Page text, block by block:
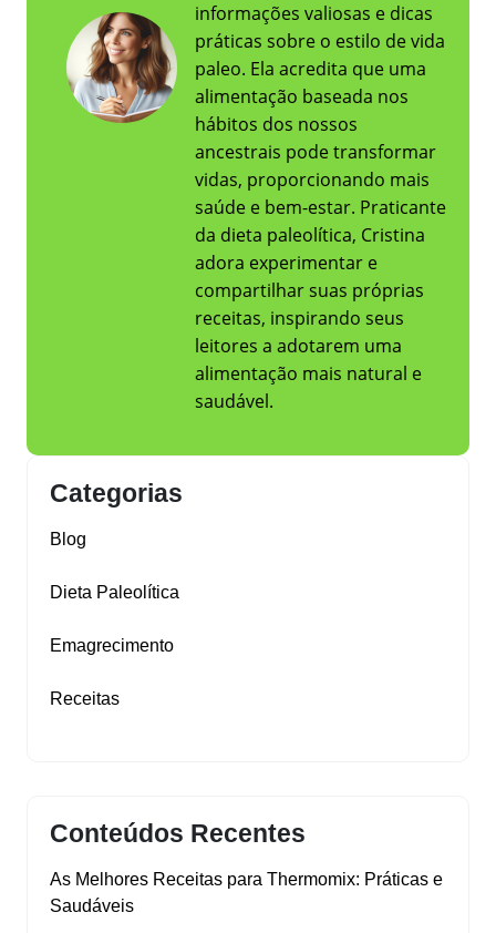
informações valiosas e dicas
práticas sobre o estilo de vida
paleo. Ela acredita que uma
alimentação baseada nos
hábitos dos nossos
ancestrais pode transformar
vidas, proporcionando mais
saúde e bem-estar. Praticante
da dieta paleolítica, Cristina
adora experimentar e
compartilhar suas próprias
receitas, inspirando seus
leitores a adotarem uma
alimentação mais natural e
saudável.
Categorias
Blog
Dieta Paleolítica
Emagrecimento
Receitas
Conteúdos Recentes
As Melhores Receitas para Thermomix: Práticas e
Saudáveis